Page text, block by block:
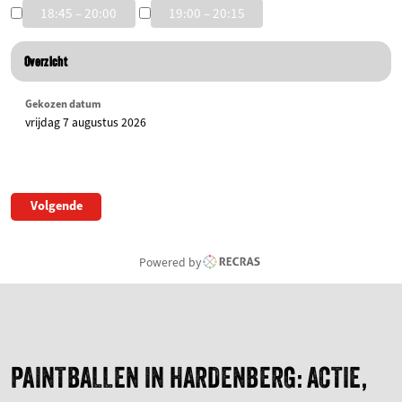
18:45 – 20:00 19:00 – 20:15
Volgende
Overzicht
Gekozen datum
vrijdag 7 augustus 2026
Powered by
PAINTBALLEN IN HARDENBERG: ACTIE,